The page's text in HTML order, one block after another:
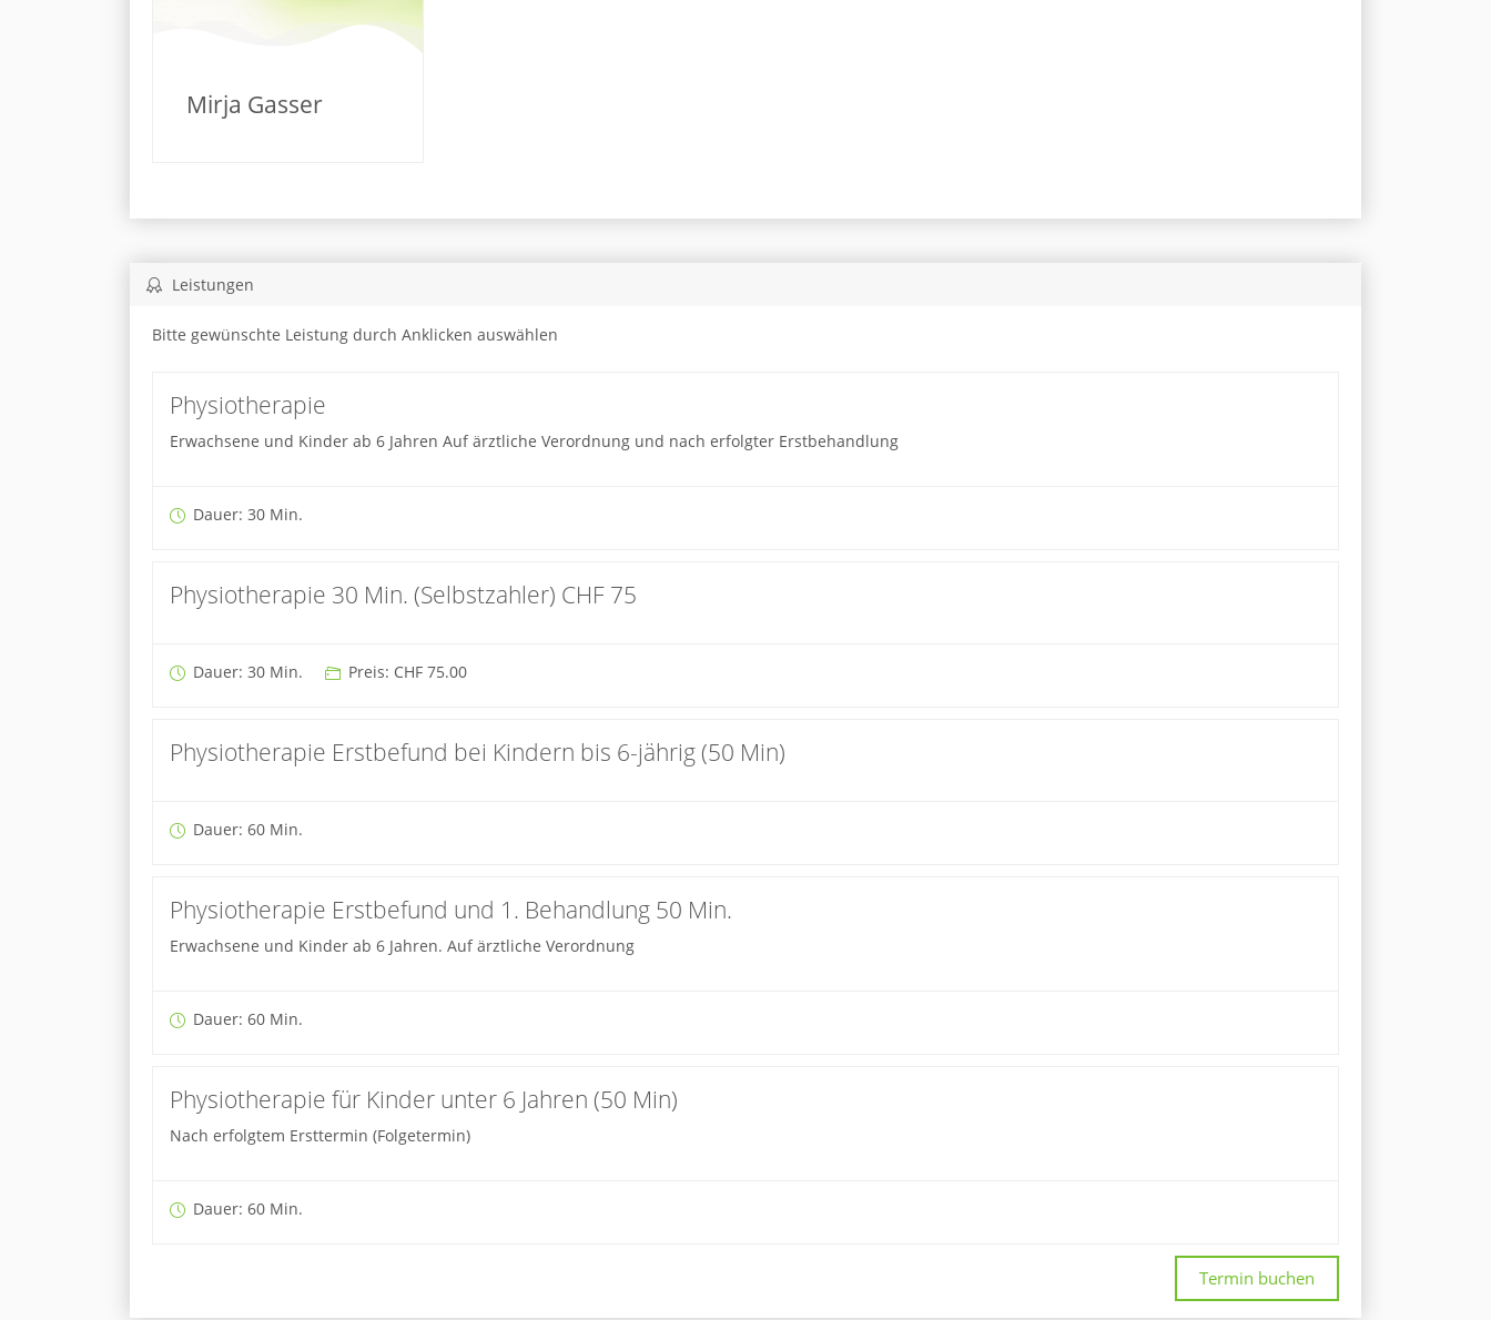
Mirja Gasser
Leistungen
Bitte gewünschte Leistung durch Anklicken auswählen
Physiotherapie
Erwachsene und Kinder ab 6 Jahren Auf ärztliche Verordnung und nach erfolgter Erstbehandlung
Dauer: 30 Min.
Physiotherapie 30 Min. (Selbstzahler) CHF 75
Dauer: 30 Min. Preis: CHF 75.00
Physiotherapie Erstbefund bei Kindern bis 6-jährig (50 Min)
Dauer: 60 Min.
Physiotherapie Erstbefund und 1. Behandlung 50 Min.
Erwachsene und Kinder ab 6 Jahren. Auf ärztliche Verordnung
Dauer: 60 Min.
Physiotherapie für Kinder unter 6 Jahren (50 Min)
Nach erfolgtem Ersttermin (Folgetermin)
Dauer: 60 Min.
Termin buchen